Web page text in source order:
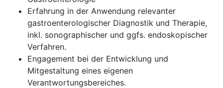
Erfahrung in der Anwendung relevanter
gastroenterologischer Diagnostik und Therapie,
inkl. sonographischer und ggfs. endoskopischer
Verfahren.
Engagement bei der Entwicklung und
Mitgestaltung eines eigenen
Verantwortungsbereiches.